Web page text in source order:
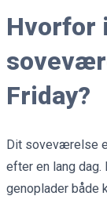
Hvorfor
Friday?
Dit soveværelse
efter en lang
genoplader både